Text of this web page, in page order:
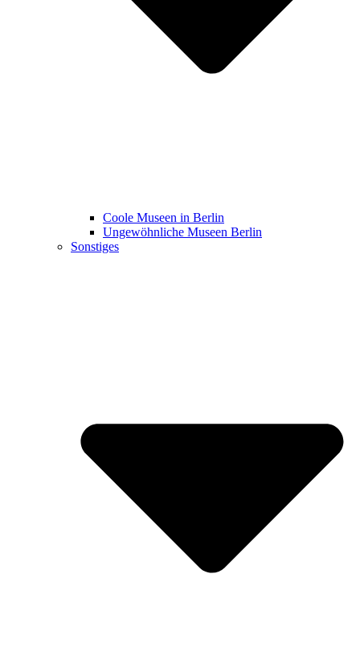
Coole Museen in Berlin
Ungewöhnliche Museen Berlin
Sonstiges